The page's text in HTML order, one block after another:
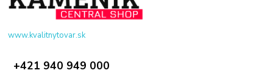
www.kvalitnytovar.sk
+421 940 949 000